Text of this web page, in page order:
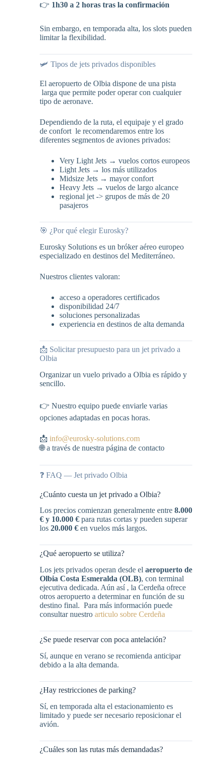
👉 1h30 a 2 horas tras la confirmación
Sin embargo, en temporada alta, los slots pueden
limitar la flexibilidad.
🛩️ Tipos de jets privados disponibles
El aeropuerto de Olbia dispone de una pista
larga que permite poder operar con cualquier
tipo de aeronave.
Dependiendo de la ruta, el equipaje y el grado
de confort le recomendaremos entre los
diferentes segmentos de aviones privados:
Very Light Jets → vuelos cortos europeos
Light Jets → los más utilizados
Midsize Jets → mayor confort
Heavy Jets → vuelos de largo alcance
regional jet -> grupos de más de 20
pasajeros
🎯 ¿Por qué elegir Eurosky?
Eurosky Solutions es un bróker aéreo europeo
especializado en destinos del Mediterráneo.
Nuestros clientes valoran:
acceso a operadores certificados
disponibilidad 24/7
soluciones personalizadas
experiencia en destinos de alta demanda
📩 Solicitar presupuesto para un jet privado a
Olbia
Organizar un vuelo privado a Olbia es rápido y
sencillo.
👉 Nuestro equipo puede enviarle varias
opciones adaptadas en pocas horas.
📩 info@eurosky-solutions.com
🌐 a través de nuestra página de contacto
❓ FAQ — Jet privado Olbia
¿Cuánto cuesta un jet privado a Olbia?
Los precios comienzan generalmente entre 8.000
€ y 10.000 € para rutas cortas y pueden superar
los 20.000 € en vuelos más largos.
¿Qué aeropuerto se utiliza?
Los jets privados operan desde el aeropuerto de
Olbia Costa Esmeralda (OLB), con terminal
ejecutiva dedicada. Aún así , la Cerdeña ofrece
otros aeropuerto a determinar en función de su
destino final. Para más información puede
consultar nuestro articulo sobre Cerdeña
¿Se puede reservar con poca antelación?
Sí, aunque en verano se recomienda anticipar
debido a la alta demanda.
¿Hay restricciones de parking?
Sí, en temporada alta el estacionamiento es
limitado y puede ser necesario reposicionar el
avión.
¿Cuáles son las rutas más demandadas?